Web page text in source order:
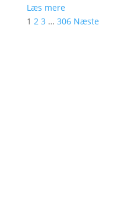
Læs mere
1 2 3 … 306 Næste